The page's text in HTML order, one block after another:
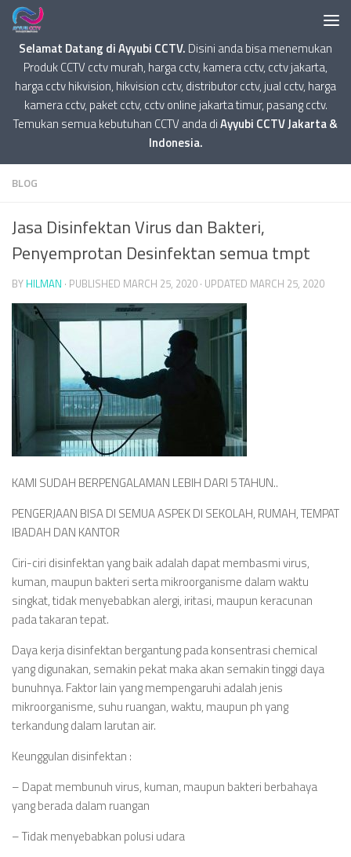
Selamat Datang di Ayyubi CCTV. Disini anda bisa menemukan
Produk CCTV cctv murah, harga cctv, kamera cctv, cctv jakarta,
harga cctv hikvision, hikvision cctv, distributor cctv, jual cctv, harga
kamera cctv, paket cctv, cctv online jakarta timur, pasang cctv.
Temukan semua kebutuhan CCTV anda diAyyubi CCTV Jakarta &
Indonesia.
BLOG
Jasa Disinfektan Virus dan Bakteri,
Penyemprotan Desinfektan semua tmpt
BY HILMAN · PUBLISHED MARCH 25, 2020 · UPDATED MARCH 25, 2020
KAMI SUDAH BERPENGALAMAN LEBIH DARI 5 TAHUN..
PENGERJAAN BISA DI SEMUA ASPEK DI SEKOLAH, RUMAH, TEMPAT
IBADAH DAN KANTOR
Ciri-ciri disinfektan yang baik adalah dapat membasmi virus,
kuman, maupun bakteri serta mikroorganisme dalam waktu
singkat, tidak menyebabkan alergi, iritasi, maupun keracunan
pada takaran tepat.
Daya kerja disinfektan bergantung pada konsentrasi chemical
yang digunakan, semakin pekat maka akan semakin tinggi daya
bunuhnya. Faktor lain yang mempengaruhi adalah jenis
mikroorganisme, suhu ruangan, waktu, maupun ph yang
terkandung dalam larutan air.
Keunggulan disinfektan :
– Dapat membunuh virus, kuman, maupun bakteri berbahaya
yang berada dalam ruangan
– Tidak menyebabkan polusi udara